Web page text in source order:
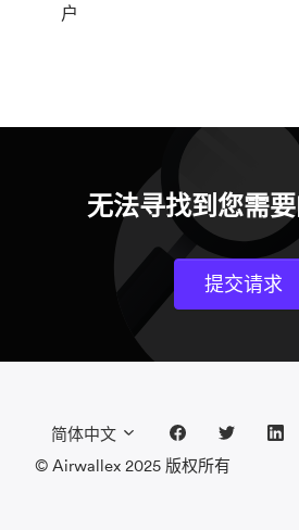
户
无法寻找到您需要
提交请求
简体中文
© Airwallex 2025 版权所有